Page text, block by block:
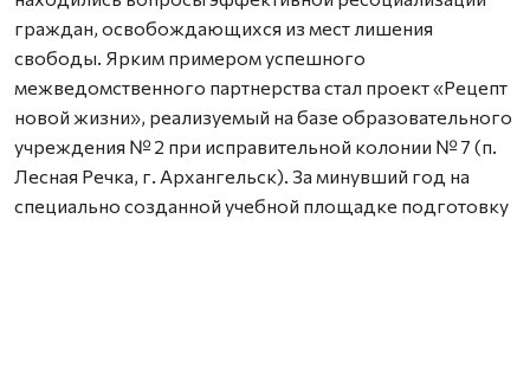
граждан, освобождающихся из мест лишения
свободы. Ярким примером успешного
межведомственного партнерства стал проект «Рецепт
новой жизни», реализуемый на базе образовательного
учреждения № 2 при исправительной колонии № 7 (п.
Лесная Речка, г. Архангельск). За минувший год на
специально созданной учебной площадке подготовку